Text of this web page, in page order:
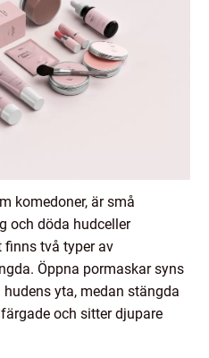
komedoner, är små
och döda hudceller
finns två typer av
Öppna pormaskar syns
yta, medan stängda
och sitter djupare